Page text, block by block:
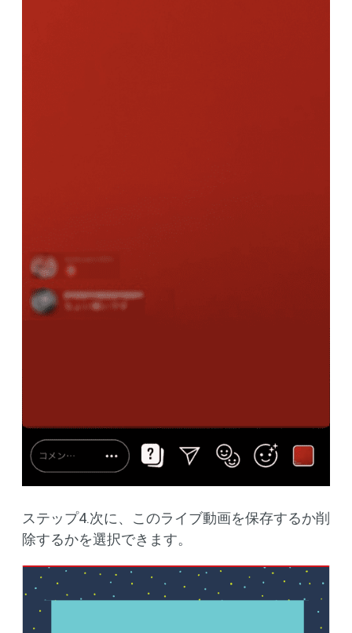
ステップ4.次に、このライブ動画を保存するか削
除するかを選択できます。